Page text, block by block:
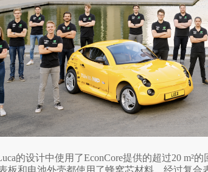
的设计中使用了EconCore提供的超过20 m²
板和电池外壳都使用了蜂窝芯材料。经过复